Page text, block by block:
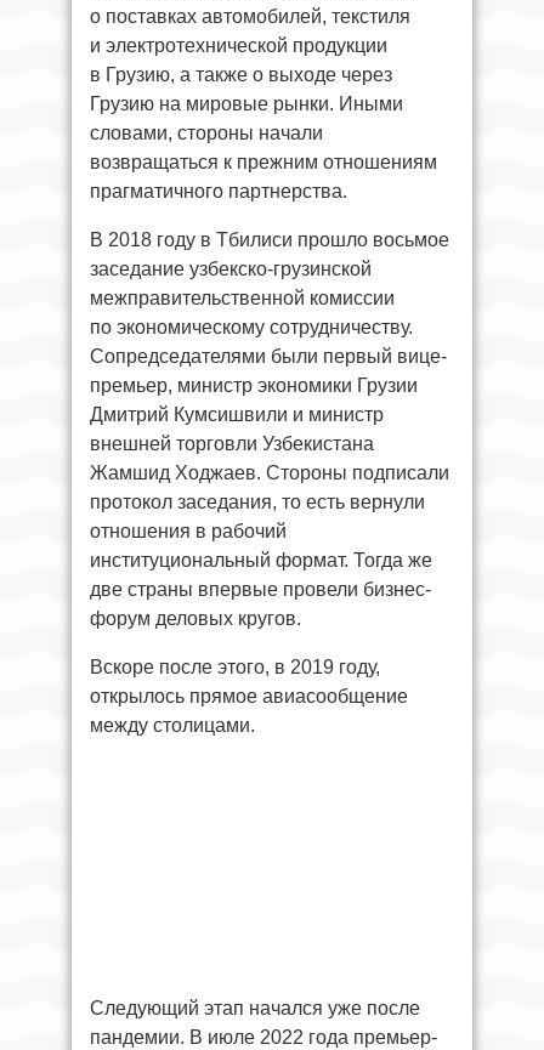
о поставках автомобилей, текстиля
и электротехнической продукции
в Грузию, а также о выходе через
Грузию на мировые рынки. Иными
словами, стороны начали
возвращаться к прежним отношениям
прагматичного партнерства.
В 2018 году в Тбилиси прошло восьмое
заседание узбекско-грузинской
межправительственной комиссии
по экономическому сотрудничеству.
Сопредседателями были первый вице-
премьер, министр экономики Грузии
Дмитрий Кумсишвили и министр
внешней торговли Узбекистана
Жамшид Ходжаев. Стороны подписали
протокол заседания, то есть вернули
отношения в рабочий
институциональный формат. Тогда же
две страны впервые провели бизнес-
форум деловых кругов.
Вскоре после этого, в 2019 году,
открылось прямое авиасообщение
между столицами.
Следующий этап начался уже после
пандемии. В июле 2022 года премьер-